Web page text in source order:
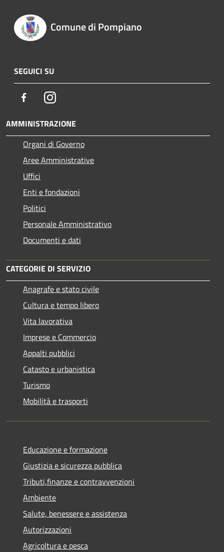
Comune di Pompiano
SEGUICI SU
FacebookInstagram
AMMINISTRAZIONE
Organi di Governo
Aree Amministrative
Uffici
Enti e fondazioni
Politici
Personale Amministrativo
Documenti e dati
CATEGORIE DI SERVIZIO
Anagrafe e stato civile
Cultura e tempo libero
Vita lavorativa
Imprese e Commercio
Appalti pubblici
Catasto e urbanistica
Turismo
Mobilità e trasporti
Educazione e formazione
Giustizia e sicurezza pubblica
Tributi,finanze e contravvenzioni
Ambiente
Salute, benessere e assistenza
Autorizzazioni
Agricoltura e pesca